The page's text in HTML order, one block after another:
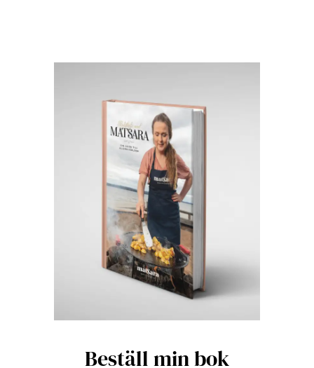
Beställ min bok